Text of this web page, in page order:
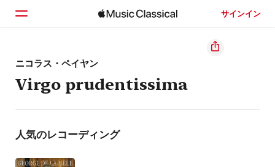
サインイン
ホーム
見つける
検索
ニコラス・ペイヤン
Virgo prudentissima
人気のレコーディング